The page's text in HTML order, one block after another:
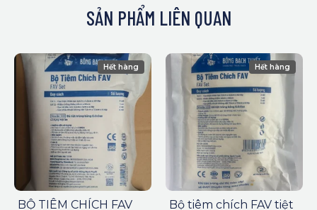
SẢN PHẨM LIÊN QUAN
Hết hàng
BỘ TIÊM CHÍCH FAV
Hết hàng
Bộ tiêm chích FAV tiệt